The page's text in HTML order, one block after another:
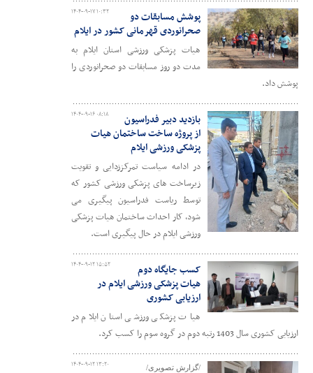
۱۴۰۴-۰۹-۱۷ ۱۰:۳۲
پوشش مسابقات دو
صحرانوردی قهرمانی کشور در ایلام
هیات پزشکی ورزشی استان ایلام به
مدت دو روز مسابقات دو صحرانوردی را
پوشش داد.
۱۴۰۴-۰۹-۱۶ ۰۸:۱۸
بازدید دبیر فدراسیون
از پروژه ساخت ساختمان هیات
پزشکی ورزشی ایلام
در ادامه سیاست تمرکززدایی و تقویت
زیرساخت های پزشکی ورزشی کشور که
توسط ریاست فدراسیون پیگیری می
شود، کار احداث ساختمان هیات پزشکی
ورزشی ایلام در حال پیگیری است.
۱۴۰۴-۰۹-۱۲ ۱۵:۵۲
کسب جایگاه دوم
هیات پزشکی ورزشی ایلام در
ارزیابی کشوری
هیات پزشکی ورزشی استان ایلام در
ارزیابی کشوری سال 1403 رتبه دوم در گروه سوم را کسب کرد.
۱۴۰۴-۰۹-۱۲ ۱۳:۲۰ /گزارش تصویری/